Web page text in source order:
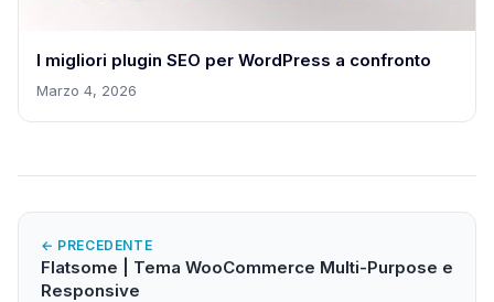
I migliori plugin SEO per WordPress a confronto
Marzo 4, 2026
← PRECEDENTE
Flatsome | Tema WooCommerce Multi-Purpose e
Responsive